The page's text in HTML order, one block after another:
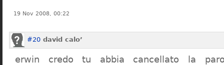
19 Nov 2008, 00:22
#20 david calo’
erwin credo tu abbia cancellato la